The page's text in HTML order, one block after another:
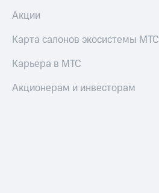
Акции
Карта салонов экосистемы МТС
Карьера в МТС
Акционерам и инвесторам